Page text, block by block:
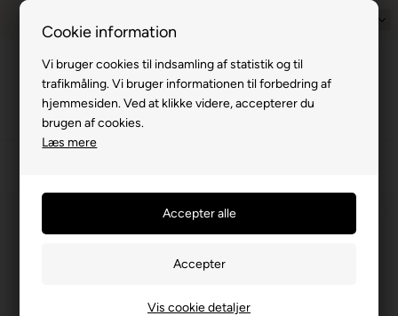
Cookie information
Vi bruger cookies til indsamling af statistik og til
trafikmåling. Vi bruger informationen til forbedring af
hjemmesiden. Ved at klikke videre, accepterer du
brugen af cookies.
Læs mere
Vis cookie detaljer
Billig
Menu